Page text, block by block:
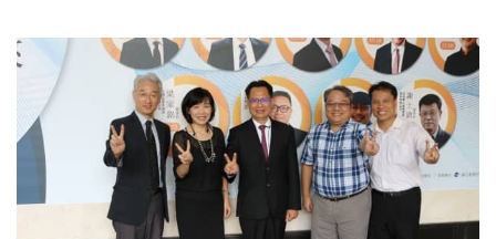
a
t
s
A
p
n
a
W
e
b